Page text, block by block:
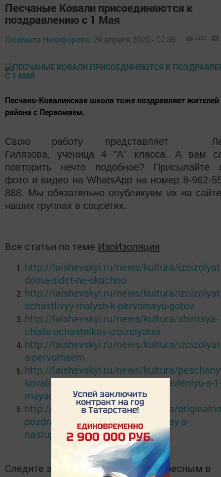
Песчаные Ковали присоединяются к
поздравлению с 1 Мая
Людмила Никифорова, 29 апреля 2020 - 07:36 2452
Песчано-Ковалинская школа тоже поздравляет жителей
района с Первомаем.
Свою работу представляет
Гилязова, ученица 4 "А" класса. Авам
повторить нечто подобное? Присылайте
фото и видео на WhatsApp на номер 8-962-
888. Мы обязательно опубликуем их на
наших группах в соцсетях.
Все статьи по теме ИзоИзоляция
http://laishevskyi.ru/news/kultura/
doma-sidet-ne-skuchno
http://laishevskyi.ru/news/kultura/
schastlivyy-malysh-k-pervomayu-gotov
http://laishevskyi.ru/news/kultura/shiritsya-
chislo-uchastnikov-izoizolyatsii
http://laishevskyi.ru/news/kultura/
s-pervomaem
http://laishevskyi.ru/news/kultura/
kovali-prisoedinyayutsya-k-pozdravleniyu-s-1-
mayaol
http://laishevskyi.ru/news/kultura/
pozdravlenie-ot-sokurovskikh-detey-s-
nastupayushchim-1-maya
Следите за самым важным и интересным в